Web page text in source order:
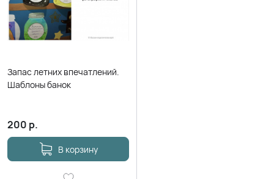
Запас летних впечатлений.
Шаблоны банок
200 р.
В корзину